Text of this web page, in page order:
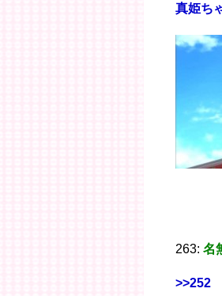
真姫ち
263: 名
>>252